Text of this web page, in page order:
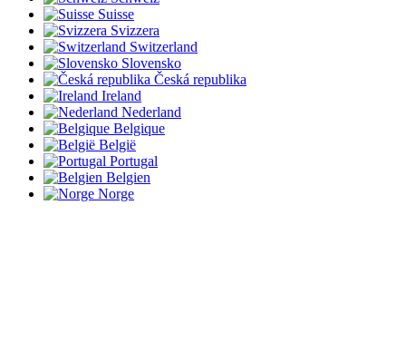
Suisse
Svizzera
Switzerland
Slovensko
Česká republika
Ireland
Nederland
Belgique
België
Portugal
Belgien
Norge